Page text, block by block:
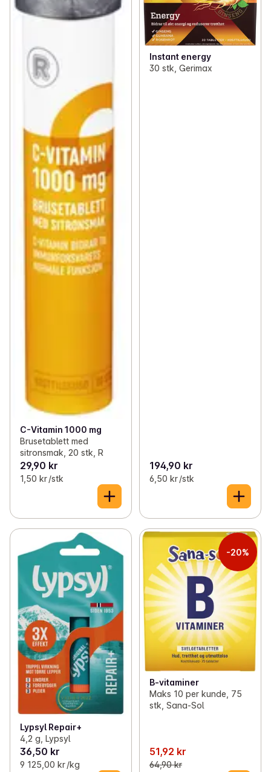
C-Vitamin 1000 mg
Brusetablett med
sitronsmak, 20 stk, R
29,90 kr
1,50 kr /stk
Instant energy
30 stk, Gerimax
194,90 kr
6,50 kr /stk
Lypsyl Repair+
4,2 g, Lypsyl
36,50 kr
9 125,00 kr /kg
-20%
B-vitaminer
Maks 10 per kunde, 75
stk, Sana-Sol
51,92 kr
64,90 kr